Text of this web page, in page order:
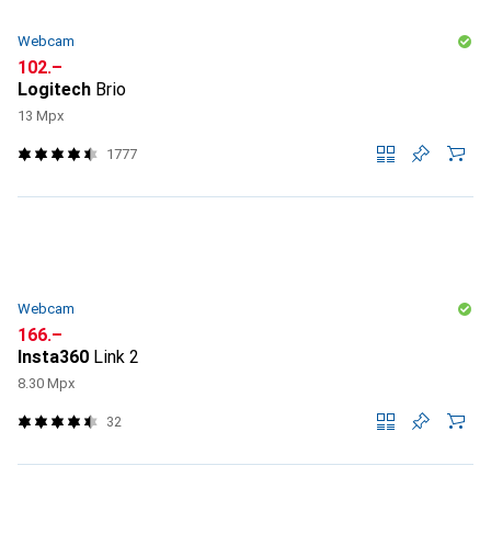
Webcam
CHF
102.–
Logitech Brio
13 Mpx
1777
Webcam
CHF
166.–
Insta360 Link 2
8.30 Mpx
32